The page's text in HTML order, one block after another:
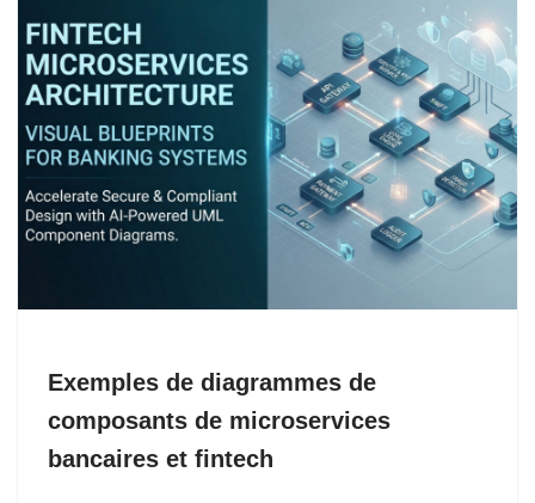
Exemples de diagrammes de
composants de microservices
bancaires et fintech